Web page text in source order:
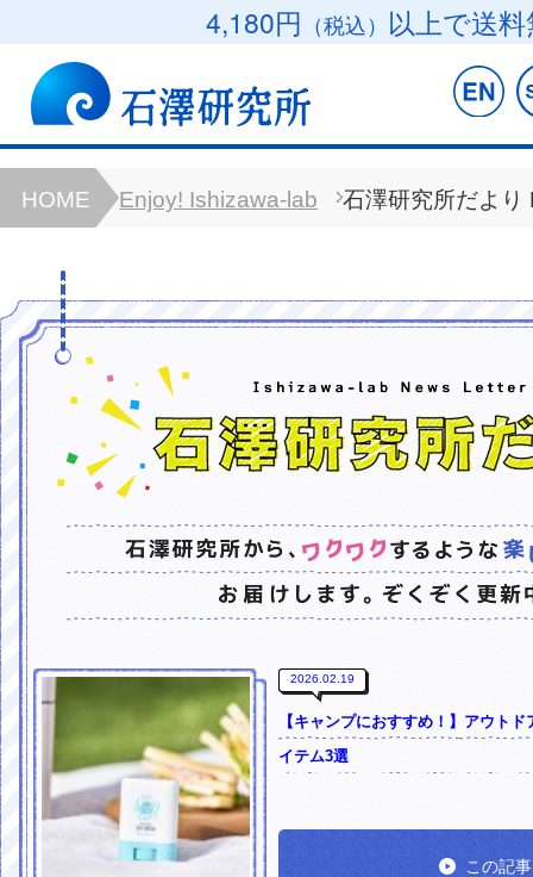
4,180円 （税込） 以上で送
HOME Enjoy! Ishizawa-lab 石澤研究所だより
2026.02.19
【キャンプにおすすめ！】アウト
イテム3選
この記